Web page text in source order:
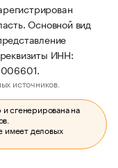
Основной вид
ИНН:
источников.
сгенерирована на
имеет деловых